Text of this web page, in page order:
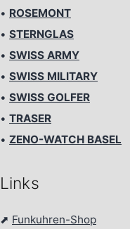
• ROSEMONT
• STERNGLAS
• SWISS ARMY
• SWISS MILITARY
• SWISS GOLFER
• TRASER
• ZENO-WATCH BASEL
Links
⬈ Funkuhren-Shop